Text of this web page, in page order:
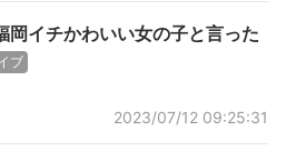
岡イチかわいい女の子と言った
ブ
2023/07/12 09:25:31